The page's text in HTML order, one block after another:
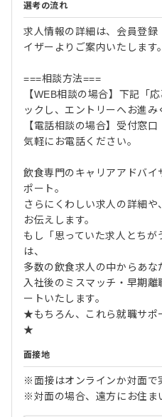
選考の流れ
求人情報の詳細は、会員登
イザーよりご案内いたします。
===相談方法===
【WEB相談の場合】下記「
ックし、エントリーへお進み
【電話相談の場合】受付窓
気軽にお電話ください。
飲食専門のキャリアアドバ
ポート。
さらにくわしい求人の詳細
お伝えします。
もし「思っていた求人とちが
は、
多数の飲食求人の中からあな
入社後のミスマッチ・早期
ートいたします。
★もちろん、これら就職サポ
★
面接地
※面接はオンラインか対面で
※対面の場合、遠方にお住ま